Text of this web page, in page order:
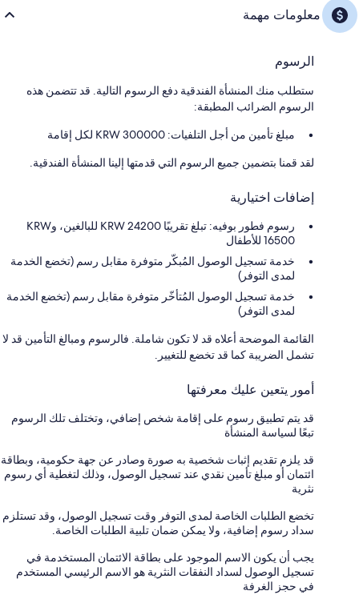
معلومات مهمة
الرسوم
ستطلب منك المنشأة الفندقية دفع الرسوم التالية. قد تتضمن هذه
الرسوم الضرائب المطبقة:
مبلغ تأمين من أجل التلفيات: 300000 KRW لكل إقامة
لقد قمنا بتضمين جميع الرسوم التي قدمتها إلينا المنشأة الفندقية.
إضافات اختيارية
رسوم فطور بوفيه: تبلغ تقريبًا KRW 24200 للبالغين، وKRW
16500 للأطفال
خدمة تسجيل الوصول المُبكّر متوفرة مقابل رسم (تخضع الخدمة
لمدى التوفر)
خدمة تسجيل الوصول المُتأخّر متوفرة مقابل رسم (تخضع الخدمة
لمدى التوفر)
القائمة الموضحة أعلاه قد لا تكون شاملة. فالرسوم ومبالغ التأمين قد لا
تشمل الضريبة كما قد تخضع للتغيير.
أمور يتعين عليك معرفتها
قد يتم تطبيق رسوم على إقامة شخص إضافي، وتختلف تلك الرسوم
تبعًا لسياسة المنشأة
قد يلزم تقديم إثبات شخصية به صورة وصادر عن جهة حكومية، وبطاقة
ائتمان أو مبلغ تأمين نقدي عند تسجيل الوصول، وذلك لتغطية أي رسوم
نثرية
تخضع الطلبات الخاصة لمدى التوفر وقت تسجيل الوصول، وقد تستلزم
سداد رسوم إضافية، ولا يمكن ضمان تلبية الطلبات الخاصة.
يجب أن يكون الاسم الموجود على بطاقة الائتمان المستخدمة في
تسجيل الوصول لسداد النفقات النثرية هو الاسم الرئيسي المستخدم
في حجز الغرفة